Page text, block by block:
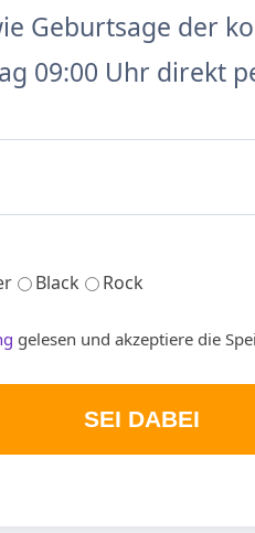
Geburtsage der
09:00 Uhr direkt
Black Rock
gelesen und akzeptiere die
SEI DABEI